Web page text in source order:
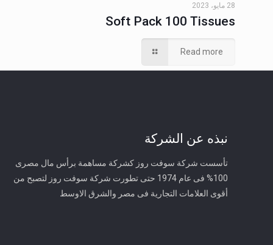
28 مايو، 2023
Soft Pack 100 Tissues
Read more
نبذه عن الشركة
تأسست شركة سوفت روز كشركة مساهمة برأس مال مصرى
100% فى عام 1974 حتى تطورت شركة سوفت روز لتصبح من
أقوى العلامات التجارية فى مصر والشرق الاوسط